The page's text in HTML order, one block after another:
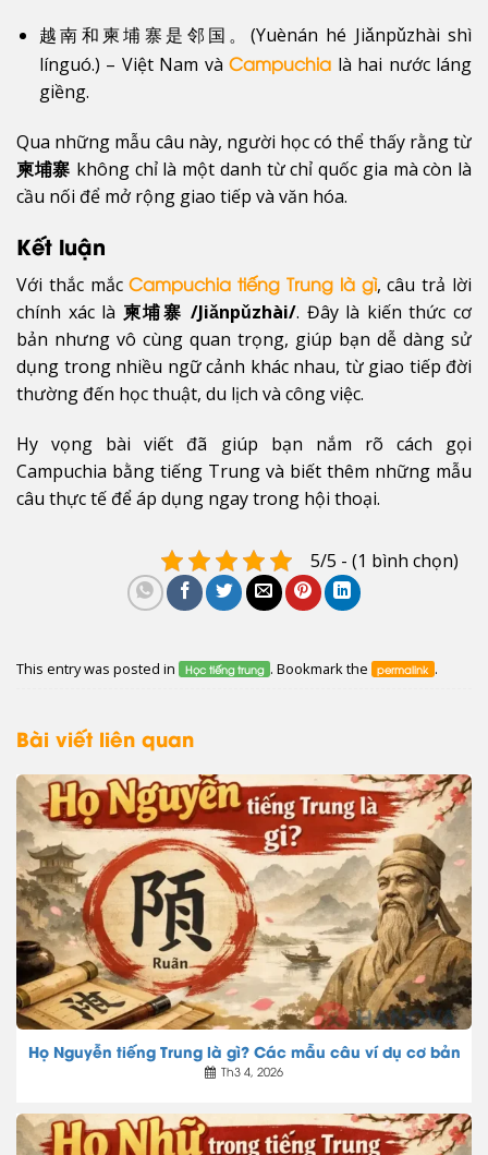
越南和柬埔寨是邻国。(Yuènán hé Jiǎnpǔzhài shì
línguó.) – Việt Nam vàCampuchia là hai nước láng
giềng.
Qua những mẫu câu này, người học có thể thấy rằng từ
柬埔寨 không chỉ là một danh từ chỉ quốc gia mà còn là
cầu nối để mở rộng giao tiếp và văn hóa.
Kết luận
Với thắc mắcCampuchia tiếng Trung là gì, câu trả lời
chính xác là 柬埔寨 /Jiǎnpǔzhài/. Đây là kiến thức cơ
bản nhưng vô cùng quan trọng, giúp bạn dễ dàng sử
dụng trong nhiều ngữ cảnh khác nhau, từ giao tiếp đời
thường đến học thuật, du lịch và công việc.
Hy vọng bài viết đã giúp bạn nắm rõ cách gọi
Campuchia bằng tiếng Trung và biết thêm những mẫu
câu thực tế để áp dụng ngay trong hội thoại.
5/5 - (1 bình chọn)
This entry was posted in Học tiếng trung . Bookmark the permalink .
Bài viết liên quan
Họ Nguyễn tiếng Trung là gì? Các mẫu câu ví dụ cơ bản
Th3 4, 2026